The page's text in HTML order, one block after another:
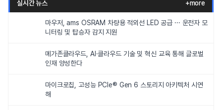
실시간 뉴스 +more
마우저, ams OSRAM 차량용 적외선 LED 공급 ··· 운전자 모
니터링 및 탑승자 감지 지원
메가존클라우드, AI·클라우드 기술 및 혁신 교육 통해 글로벌
인재 양성한다
마이크로칩, 고성능 PCIe® Gen 6 스토리지 아키텍처 시연
해